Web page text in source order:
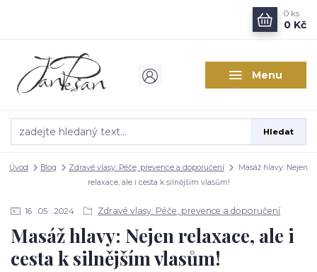
Menu
Hledat
0 ks
0 Kč
Úvod Blog Zdravé vlasy: Péče, prevence a doporučení
Masáž hlavy: Nejen
relaxace, ale i cesta k silnějším vlasům!
16 05 2024 Zdravé vlasy: Péče, prevence a doporučení
Masáž hlavy: Nejen relaxace, ale i
cesta k silnějším vlasům!